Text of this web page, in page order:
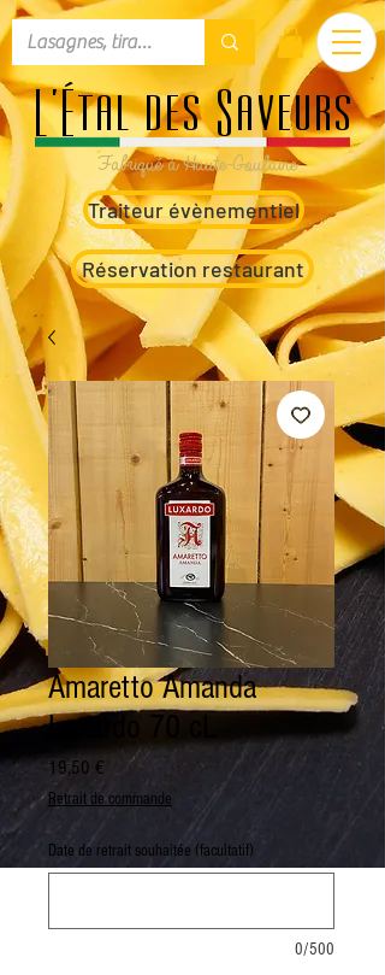
L'Étal des Saveurs
Fabriqué à Haute-Goulaine
Réservation restaurant
Traiteur évènementiel
Amaretto Amanda
Luxardo 70 cL
19,50 €
Retrait de commande
Date de retrait souhaitée (facultatif)
0/500